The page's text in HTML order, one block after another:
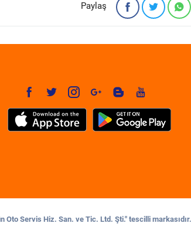
Paylaş
Oto Servis Hiz. San. ve Tic. Ltd. Şti." tescilli markasıdır.